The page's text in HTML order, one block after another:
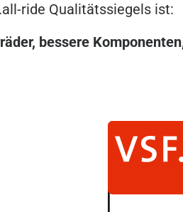
ride Qualitätssiegels ist:
bessere